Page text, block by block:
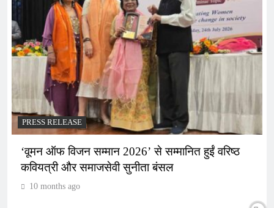
PRESS RELEASE
‘वूमन ऑफ विजन सम्मान 2026’ से सम्मानित हुईं वरिष्ठ
कवियत्री और समाजसेवी सुनीता बंसल
10 months ago